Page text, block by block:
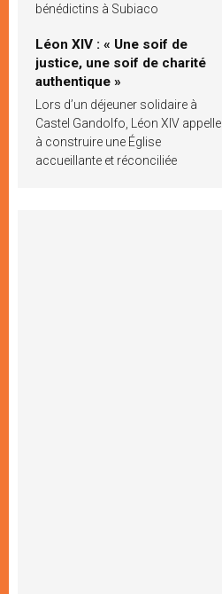
bénédictins à Subiaco
Léon XIV : « Une soif de
justice, une soif de charité
authentique »
Lors d’un déjeuner solidaire à
Castel Gandolfo, Léon XIV appelle
à construire une Église
accueillante et réconciliée